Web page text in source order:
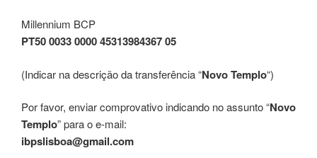
Millennium BCP
PT50 0033 0000 45313984367 05
(Indicar na descrição da transferência “Novo Templo“)
Por favor, enviar comprovativo indicando no assunto “Novo
Templo” para o e-mail:
ibpslisboa@gmail.com